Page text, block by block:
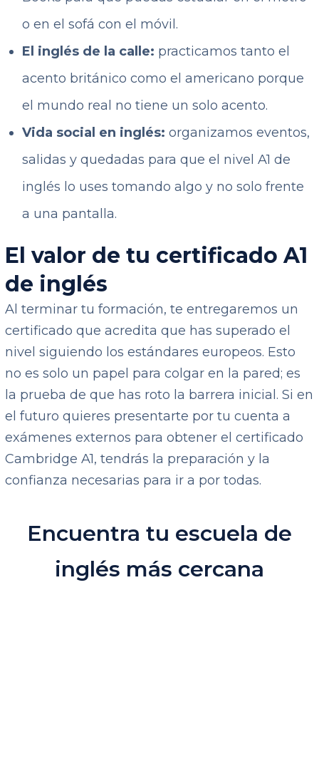
o en el sofá con el móvil.
El inglés de la calle: practicamos tanto el
acento británico como el americano porque
el mundo real no tiene un solo acento.
Vida social en inglés: organizamos eventos,
salidas y quedadas para que el nivel A1 de
inglés lo uses tomando algo y no solo frente
a una pantalla.
El valor de tu certificado A1
de inglés
Al terminar tu formación, te entregaremos un
certificado que acredita que has superado el
nivel siguiendo los estándares europeos. Esto
no es solo un papel para colgar en la pared; es
la prueba de que has roto la barrera inicial. Si en
el futuro quieres presentarte por tu cuenta a
exámenes externos para obtener el certificado
Cambridge A1, tendrás la preparación y la
confianza necesarias para ir a por todas.
Encuentra tu escuela de
inglés más cercana